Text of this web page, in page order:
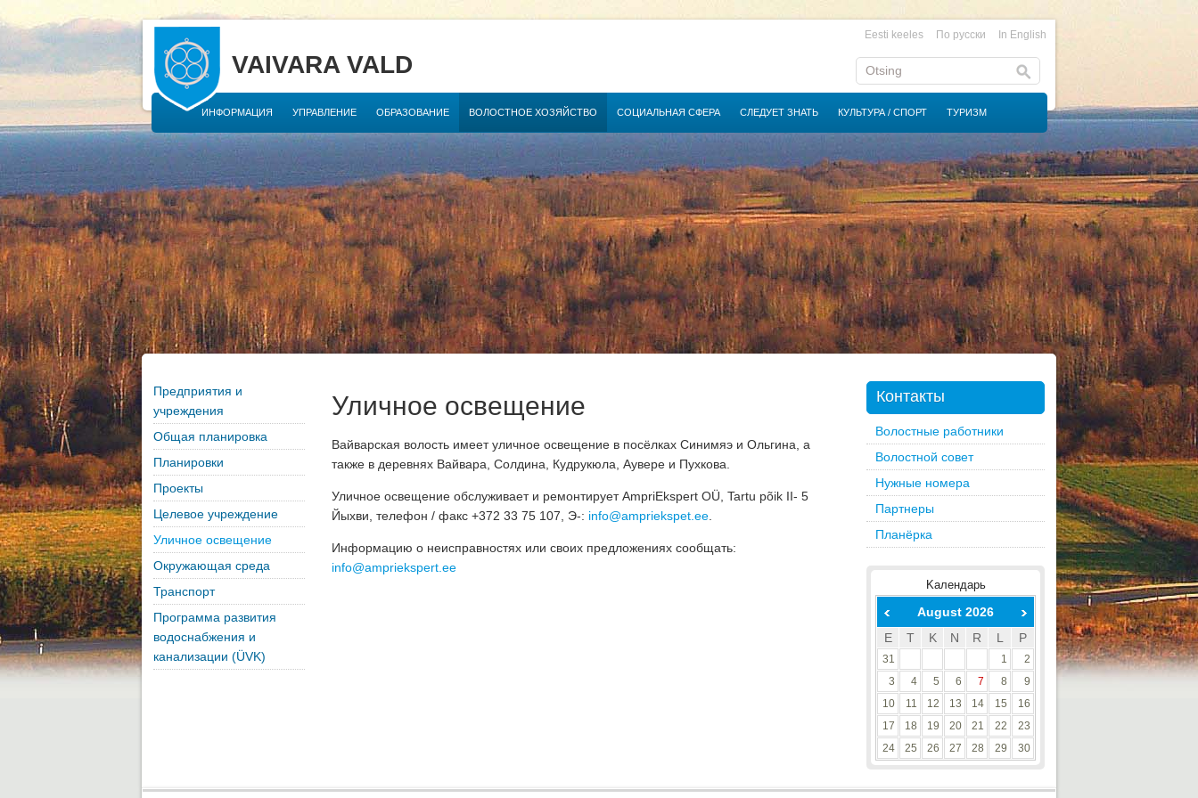
VAIVARA VALD
Eesti keeles По русски In English
ИНФОРМАЦИЯ УПРАВЛЕНИЕ ОБРАЗОВАНИЕ ВОЛОСТНОЕ ХОЗЯЙСТВО СОЦИАЛЬНАЯ СФЕРА СЛЕДУЕТ ЗНАТЬ КУЛЬТУРА / СПОРТ ТУРИЗМ
Предприятия и
учреждения
Общая планировка
Планировки
Проекты
Целевое учреждение
Уличное освещение
Окружающая среда
Транспорт
Программа развития
водоснабжения и
канализации (ÜVK)
Уличное освещение
Вайварская волость имеет уличное освещение в посёлках Синимяэ и Ольгина, а
также в деревнях Вайвара, Солдина, Кудрукюла, Аувере и Пухкова.
Уличное освещение обслуживает и ремонтирует AmpriEkspert OÜ, Tartu põik II- 5
Йыхви, телефон / факс +372 33 75 107, Э-: info@ampriekspet.ee
Информацию о неисправностях или своих предложениях сообщать:
info@ampriekspert.ee
Контакты
Волостные работники
Волостной совет
Нужные номера
Партнеры
Планёрка
Kалендарь
August 2026
E
T K N R L P
31 1
2
3
4 5 6 7 8
9
10
11 12 13 14 15
16
17
18 19 20 21 22
23
24
25 26 27 28 29 30